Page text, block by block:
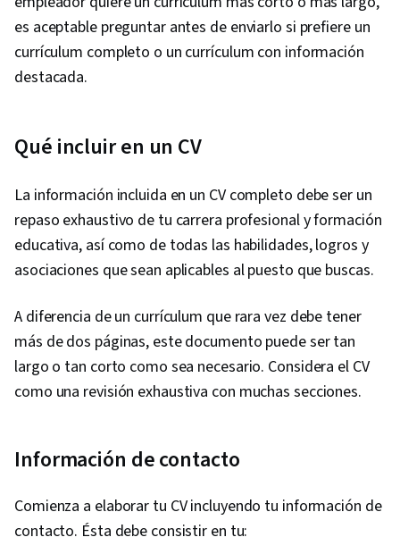
es aceptable preguntar antes de enviarlo si prefiere un
currículum completo o un currículum con información
destacada.
Qué incluir en un CV
La información incluida en un CV completo debe ser un
repaso exhaustivo de tu carrera profesional y formación
educativa, así como de todas las habilidades, logros y
asociaciones que sean aplicables al puesto que buscas.
A diferencia de un currículum que rara vez debe tener
más de dos páginas, este documento puede ser tan
largo o tan corto como sea necesario. Considera el CV
como una revisión exhaustiva con muchas secciones.
Información de contacto
Comienza a elaborar tu CV incluyendo tu información de
contacto. Ésta debe consistir en tu: